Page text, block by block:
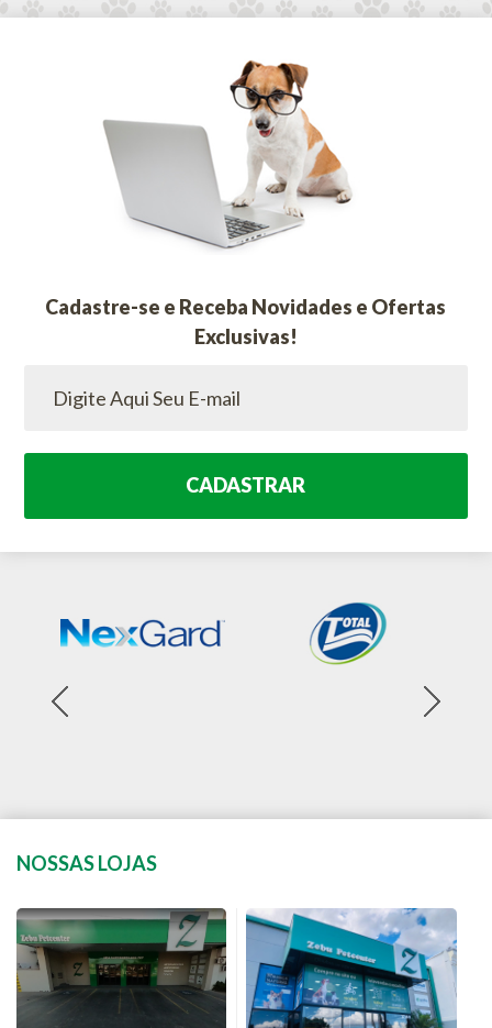
Cadastre-se e Receba Novidades e Ofertas
Exclusivas!
CADASTRAR
NOSSAS LOJAS